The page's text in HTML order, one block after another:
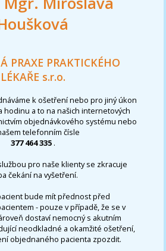
PRAXE PRAKTICKÉHO
LÉKAŘE s.r.o.
k ošetření nebo pro jiný úkon
hodinu a to na našich internetových
objednávkového systému nebo
telefonním čísle
377 464 335 .
pro naše klienty se zkracuje
čekání na vyšetření.
bude mít přednost před
- pouze v případě, že se v
dostaví nemocný s akutním
neodkladné a okamžité ošetření,
objednaného pacienta zpozdit.